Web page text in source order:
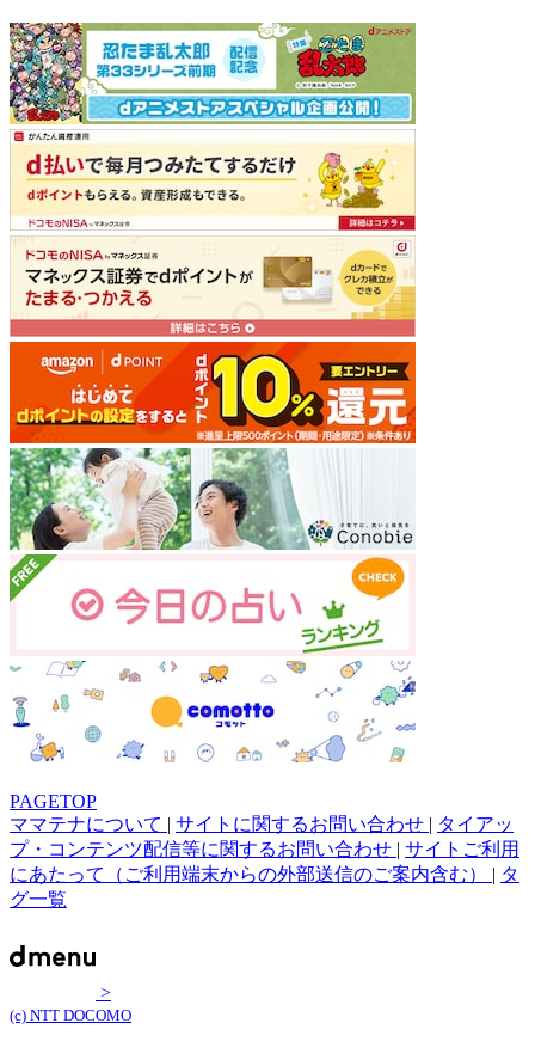
PAGETOP
ママテナについて | サイトに関するお問い合わせ | タイアッ
プ・コンテンツ配信等に関するお問い合わせ | サイトご利用
にあたって（ご利用端末からの外部送信のご案内含む） | タ
グ一覧
>
(c) NTT DOCOMO